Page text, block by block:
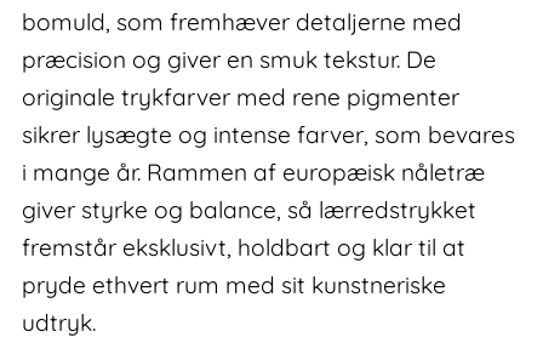
bomuld, som fremhæver detaljerne med
præcision og giver en smuk tekstur. De
originale trykfarver med rene pigmenter
sikrer lysægte og intense farver, som bevares
i mange år. Rammen af europæisk nåletræ
giver styrke og balance, så lærredstrykket
fremstår eksklusivt, holdbart og klar til at
pryde ethvert rum med sit kunstneriske
udtryk.